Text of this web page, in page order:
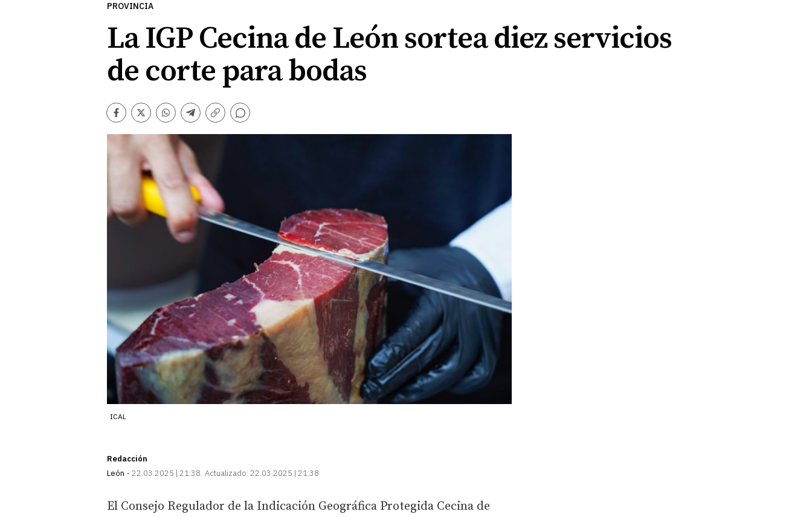
PROVINCIA
La IGP Cecina de León sortea diez servicios
de corte para bodas
Facebook
TwitterWhatsapp
Telegram
Copiar
enlace
Comentarios
ICAL
Redacción
León
22.03.2025 | 21:38 Actualizado: 22.03.2025 | 21:38
El Consejo Regulador de la Indicación Geográfica Protegida Cecina de